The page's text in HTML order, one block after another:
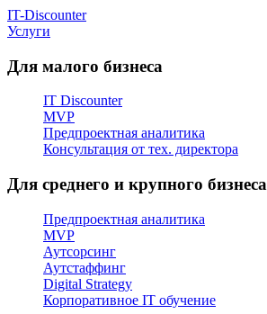
IT-Discounter
Услуги
Для малого бизнеса
IT Discounter
MVP
Предпроектная аналитика
Консультация от тех. директора
Для среднего и крупного бизнеса
Предпроектная аналитика
MVP
Аутсорсинг
Аутстаффинг
Digital Strategy
Корпоративное IT обучение